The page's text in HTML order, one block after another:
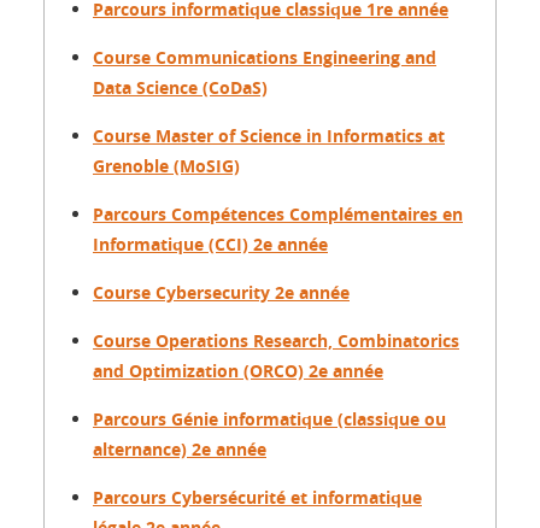
Parcours informatique classique 1re année
Course Communications Engineering and
Data Science (CoDaS)
Course Master of Science in Informatics at
Grenoble (MoSIG)
Parcours Compétences Complémentaires en
Informatique (CCI) 2e année
Course Cybersecurity 2e année
Course Operations Research, Combinatorics
and Optimization (ORCO) 2e année
Parcours Génie informatique (classique ou
alternance) 2e année
Parcours Cybersécurité et informatique